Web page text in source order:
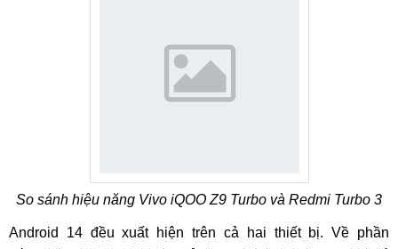
So sánh hiệu năng Vivo iQOO Z9 Turbo và Redmi Turbo 3
Android 14 đều xuất hiện trên cả hai thiết bị. Về phần